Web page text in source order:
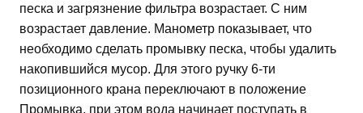
песка и загрязнение фильтра возрастает. С ним
возрастает давление. Манометр показывает, что
необходимо сделать промывку песка, чтобы удалить
накопившийся мусор. Для этого ручку 6-ти
позиционного крана переключают в положение
Промывка, при этом вода начинает поступать в